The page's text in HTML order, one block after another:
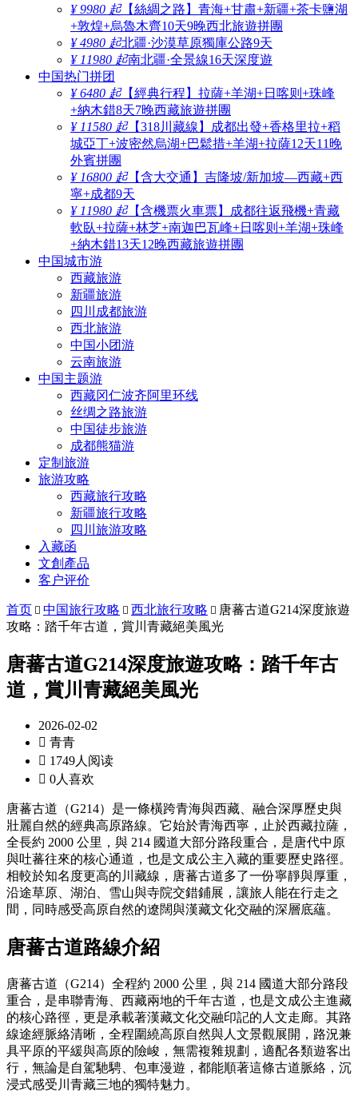
¥ 9980 起【絲綢之路】青海+甘肅+新疆+茶卡鹽湖
+敦煌+烏魯木齊10天9晚西北旅遊拼團
¥ 4980 起北疆·沙漠草原獨庫公路9天
¥ 11980 起南北疆·全景線16天深度遊
中国热门拼团
¥ 6480 起【經典行程】拉薩+羊湖+日喀则+珠峰
+納木錯8天7晚西藏旅遊拼團
¥ 11580 起【318川藏線】成都出發+香格里拉+稻
城亞丁+波密然烏湖+巴鬆措+羊湖+拉薩12天11晚
外賓拼團
¥ 16800 起【含大交通】吉隆坡/新加坡—西藏+西
寧+成都9天
¥ 11980 起【含機票火車票】成都往返飛機+青藏
軟臥+拉薩+林芝+南迦巴瓦峰+日喀则+羊湖+珠峰
+納木錯13天12晚西藏旅遊拼團
中国城市游
西藏旅游
新疆旅游
四川成都旅游
西北旅游
中国小团游
云南旅游
中国主题游
西藏冈仁波齐阿里环线
丝绸之路旅游
中国徒步旅游
成都熊猫游
定制旅游
旅游攻略
西藏旅行攻略
新疆旅行攻略
四川旅游攻略
入藏函
文創產品
客户评价
首页  中国旅行攻略  西北旅行攻略  唐蕃古道G214深度旅遊
攻略：踏千年古道，賞川青藏絕美風光
唐蕃古道G214深度旅遊攻略：踏千年古
道，賞川青藏絕美風光
2026-02-02
 青青
 1749人阅读
 0人喜欢
唐蕃古道（G214）是一條橫跨青海與西藏、融合深厚歷史與
壯麗自然的經典高原路線。它始於青海西寧，止於西藏拉薩，
全長約 2000 公里，與 214 國道大部分路段重合，是唐代中原
與吐蕃往來的核心通道，也是文成公主入藏的重要歷史路徑。
相較於知名度更高的川藏線，唐蕃古道多了一份寧靜與厚重，
沿途草原、湖泊、雪山與寺院交錯鋪展，讓旅人能在行走之
間，同時感受高原自然的遼闊與漢藏文化交融的深層底蘊。
唐蕃古道路線介紹
唐蕃古道（G214）全程約 2000 公里，與 214 國道大部分路段
重合，是串聯青海、西藏兩地的千年古道，也是文成公主進藏
的核心路徑，更是承載著漢藏文化交融印記的人文走廊。其路
線途經脈絡清晰，全程圍繞高原自然與人文景觀展開，路況兼
具平原的平緩與高原的險峻，無需複雜規劃，適配各類遊客出
行，無論是自駕馳騁、包車漫遊，都能順著這條古道脈絡，沉
浸式感受川青藏三地的獨特魅力。